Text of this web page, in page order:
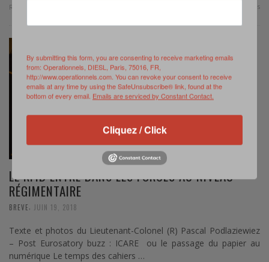
Read more 0 Comments
LE RFID ENTRE DANS LES FORCES AU NIVEAU
RÉGIMENTAIRE
BREVE JUIN 19, 2018
Texte et photos du Lieutenant-Colonel (R) Pascal Podlaziewiez
– Post Eurosatory buzz : ICARE ou le passage du papier au
numérique Le temps des cahiers …
By submitting this form, you are consenting to receive marketing emails
from: Operationnels, DIESL, Paris, 75016, FR,
http://www.operationnels.com. You can revoke your consent to receive
emails at any time by using the SafeUnsubscribe® link, found at the
bottom of every email. Emails are serviced by Constant Contact.
Cliquez / Click